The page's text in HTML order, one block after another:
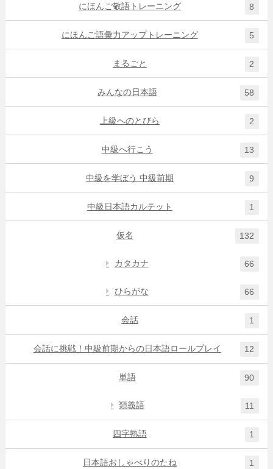
にほんご敬語トレーニング 8
にほんご語彙力アップトレーニング 5
まるごと 2
みんなの日本語 58
上級へのとびら 2
中級へ行こう 13
中級を学ぼう 中級前期 9
中級日本語カルテット 1
仮名 132
カタカナ 66
ひらがな 66
会話 1
会話に挑戦！中級前期からの日本語ロールプレイ 12
単語 90
類義語 11
四字熟語 1
日本語おしゃべりのたね 1